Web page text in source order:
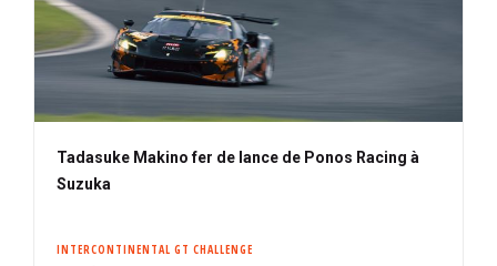
Tadasuke Makino fer de lance de Ponos Racing à
Suzuka
INTERCONTINENTAL GT CHALLENGE